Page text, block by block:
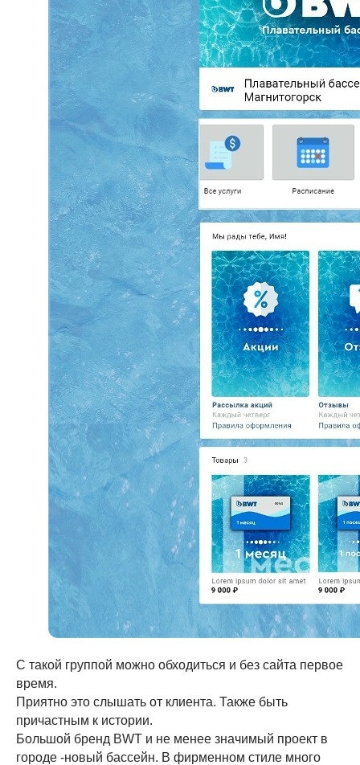
С такой группой можно обходиться и без сайта первое
время.
Приятно это слышать от клиента. Также быть
причастным к истории.
Большой бренд BWT и не менее значимый проект в
городе -новый бассейн. В фирменном стиле много